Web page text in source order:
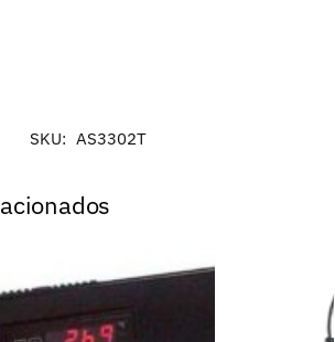
SKU: AS3302T